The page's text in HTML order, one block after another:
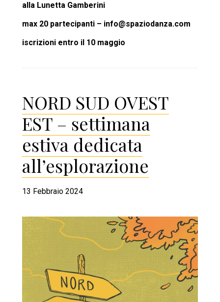
alla Lunetta Gamberini
max 20 partecipanti – info@spaziodanza.com
iscrizioni entro il 10 maggio
NORD SUD OVEST
EST – settimana
estiva dedicata
all’esplorazione
13 Febbraio 2024